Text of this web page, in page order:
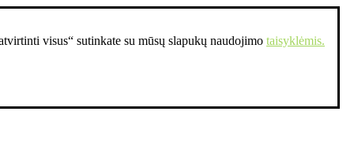
visus“ sutinkate su mūsų slapukų naudojimo taisyklėmis.